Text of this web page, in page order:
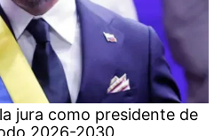
jura como presidente de
2026-2030